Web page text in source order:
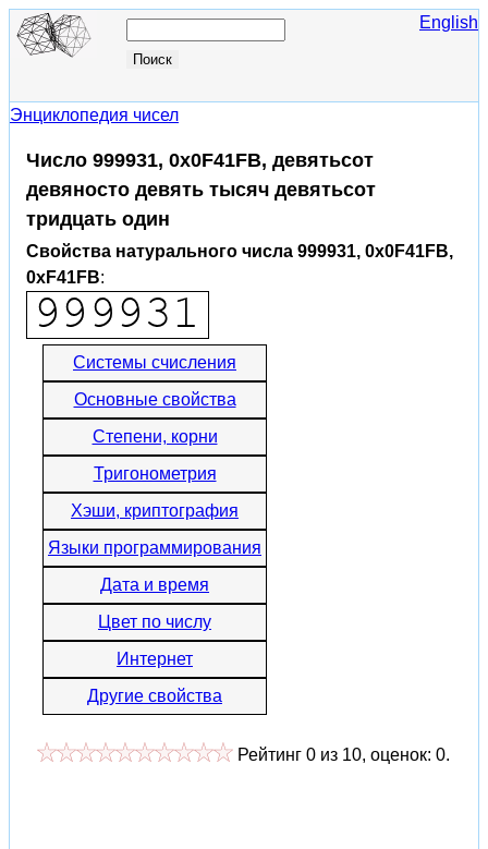
English
Энциклопедия чисел
Число 999931, 0x0F41FB, девятьсот
девяносто девять тысяч девятьсот
тридцать один
Свойства натурального числа 999931, 0x0F41FB,
0xF41FB:
Системы счисления
Основные свойства
Степени, корни
Тригонометрия
Хэши, криптография
Языки программирования
Дата и время
Цвет по числу
Интернет
Другие свойства
Рейтинг 0 из 10, оценок: 0.